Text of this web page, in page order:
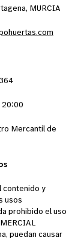
MURCIA
20:00
Mercantil de
contenido y
usos
prohibido el uso
puedan causar